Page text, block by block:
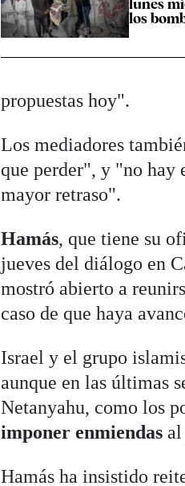
lunes
los
propuestas hoy".
Los mediadores
que perder", y "no hay
mayor retraso".
Hamás, que tiene su
jueves del diálogo en
mostró abierto a
caso de que haya
Israel y el grupo
aunque en las últimas
Netanyahu, como los
imponer enmiendas
Hamás ha insistido